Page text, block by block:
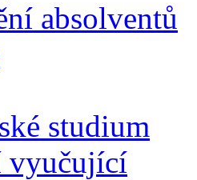
absolventů
studium
vyučující